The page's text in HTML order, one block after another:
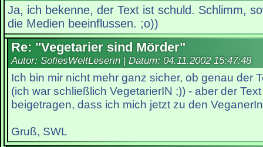
Ja, ich bekenne, der Text ist schuld. Schlimm,
die Medien beeinflussen. ;o))
Re: "Vegetarier sind Mörder"
Autor: SofiesWeltLeserin | Datum: 04.11.2002 15:47:48
Ich bin mir nicht mehr ganz sicher, ob genau der
(ich war schließlich VegetarierIN ;)) - aber der
beigetragen, dass ich mich jetzt zu den
Gruß, SWL